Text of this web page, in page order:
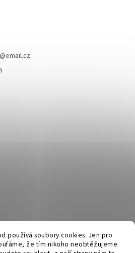
používá soubory cookies. Jen pro
že tím nikoho neobtěžujeme.
@email.cz